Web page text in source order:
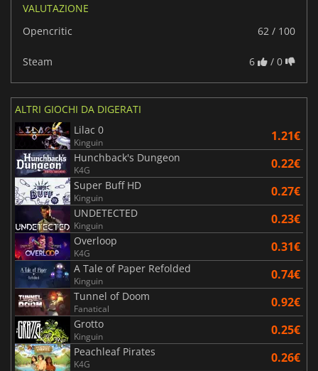
VALUTAZIONE
Opencritic
62 / 100
Steam 6 / 0
ALTRI GIOCHI DA DIGERATI
Lilac 0
Kinguin 1.21€
Hunchback's Dungeon
K4G 0.22€
Super Buff HD
Kinguin 0.27€
UNDETECTED
Kinguin 0.23€
Overloop
K4G 0.31€
A Tale of Paper Refolded
Kinguin 0.74€
Tunnel of Doom
Fanatical 0.92€
Grotto
Kinguin 0.25€
Peachleaf Pirates
K4G 0.26€